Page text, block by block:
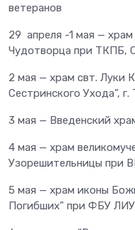
ветеранов
29 апреля -1 мая —
Чудотворца при ТКПБ,
2 мая — храм свт. Луки
Сестринского Ухода”, г.
3 мая — Введенский
4 мая — храм
Узорешительницы при
5 мая — храм иконы
Погибших” при ФБУ